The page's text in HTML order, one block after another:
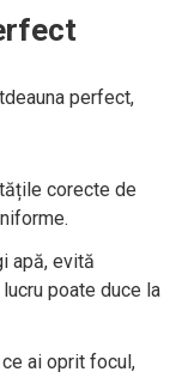
perfect,
corecte de
apă, evită
poate duce la
ce ai oprit focul,